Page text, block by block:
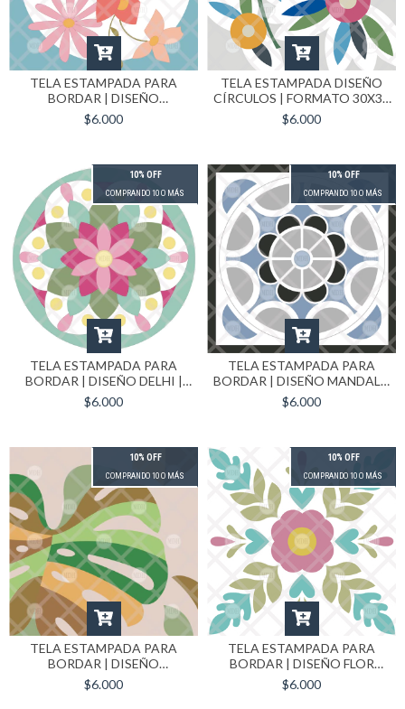
TELA ESTAMPADA PARA
BORDAR | DISEÑO
PRIMAVERA | FORMATO
30X30 CM
$6.000
TELA ESTAMPADA DISEÑO
CÍRCULOS | FORMATO 30X30
CM
$6.000
10% OFF
COMPRANDO 10 O MÁS
TELA ESTAMPADA PARA
BORDAR | DISEÑO DELHI |
FORMATO 30X30 CM
$6.000
10% OFF
COMPRANDO 10 O MÁS
TELA ESTAMPADA PARA
BORDAR | DISEÑO MANDALA
A COLOR | FORMATO 30X30
CM
$6.000
10% OFF
COMPRANDO 10 O MÁS
TELA ESTAMPADA PARA
BORDAR | DISEÑO
MONSTERA | FORMATO
30X30 CM
$6.000
10% OFF
COMPRANDO 10 O MÁS
TELA ESTAMPADA PARA
BORDAR | DISEÑO FLOR
CENTRAL | FORMATO 30X30
CM
$6.000